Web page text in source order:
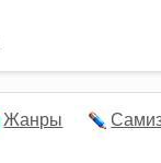
Жанры